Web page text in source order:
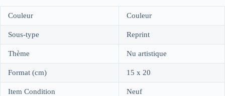
Couleur Couleur
Sous-type Reprint
Thème Nu artistique
Format (cm) 15 x 20
Item Condition Neuf